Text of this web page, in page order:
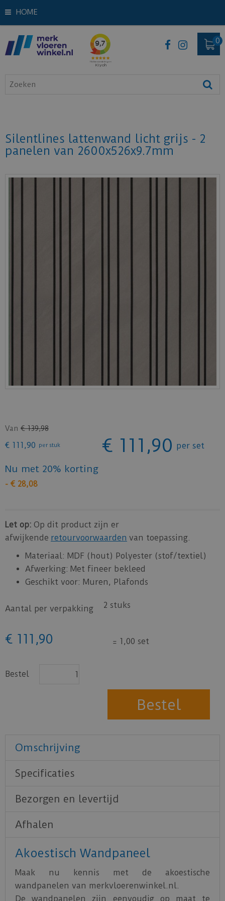
HOME
Silentlines lattenwand licht grijs - 2
panelen van 2600x526x9.7mm
Van € 139,98
€ 111 ,90 per stuk € 111 ,90 per set
Nu met 20% korting
- € 28,08
Let op: Op dit product zijn er
afwijkende retourvoorwaarden van toepassing.
Materiaal: MDF (hout) Polyester (stof/textiel)
Afwerking: Met fineer bekleed
Geschikt voor: Muren, Plafonds
Aantal per verpakking 2 stuks
€ 111 ,90 = 1,00 set
Bestel
Omschrijving
Specificaties
Bezorgen en levertijd
Afhalen
Akoestisch Wandpaneel
Maak nu kennis met de akoestische
wandpanelen van merkvloerenwinkel.nl.
De wandpanelen zijn eenvoudig op maat te